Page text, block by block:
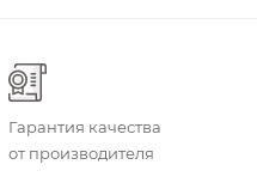
Гарантия качества
от производителя